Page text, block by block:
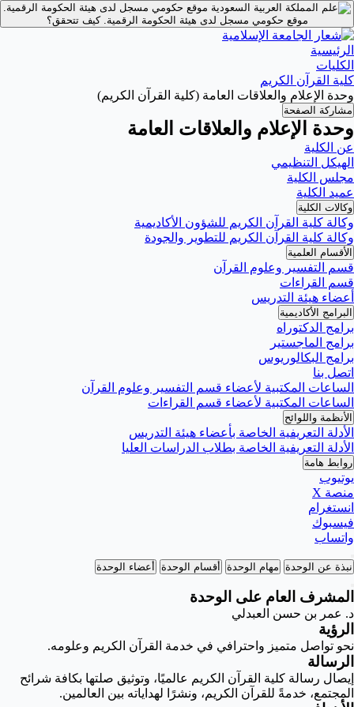
موقع حكومي مسجل لدى هيئة الحكومة الرقمية.
موقع حكومي مسجل لدى هيئة الحكومة الرقمية.كيف تتحقق؟
الرئيسية
الكليات
كلية القرآن الكريم
وحدة الإعلام والعلاقات العامة (كلية القرآن الكريم)
مشاركة الصفحة
وحدة الإعلام والعلاقات العامة
عن الكلية
الهيكل التنظيمي
مجلس الكلية
عميد الكلية
وكالات الكلية
وكالة كلية القرآن الكريم للشؤون الأكاديمية
وكالة كلية القرآن الكريم للتطوير والجودة
الأقسام العلمية
قسم التفسير وعلوم القرآن
قسم القراءات
أعضاء هيئة التدريس
البرامج الأكاديمية
برامج الدكتوراه
برامج الماجستير
برامج البكالوريوس
اتصل بنا
الساعات المكتبية لأعضاء قسم التفسير وعلوم القرآن
الساعات المكتبية لأعضاء قسم القراءات
الأنظمة واللوائح
الأدلة التعريفية الخاصة بأعضاء هيئة التدريس
الأدلة التعريفية الخاصة بطلاب الدراسات العليا
روابط هامة
يوتيوب
منصة X
انستغرام
فيسبوك
واتساب
نبذة عن الوحدة مهام الوحدة أقسام الوحدة أعضاء الوحدة
المشرف العام على الوحدة
د. عمر بن حسن العبدلي
الرؤية
نحو تواصل متميز واحترافي في خدمة القرآن الكريم وعلومه.
الرسالة
إيصال رسالة كلية القرآن الكريم عالميًا، وتوثيق صلتها بكافة شرائح
المجتمع، خدمةً للقرآن الكريم، ونشرًا لهداياته بين العالمين.